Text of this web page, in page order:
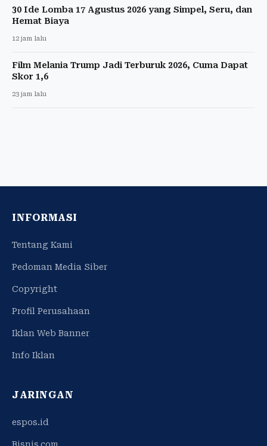
30 Ide Lomba 17 Agustus 2026 yang Simpel, Seru, dan
Hemat Biaya
12 jam lalu
Film Melania Trump Jadi Terburuk 2026, Cuma Dapat
Skor 1,6
23 jam lalu
INFORMASI
Tentang Kami
Pedoman Media Siber
Copyright
Profil Perusahaan
Iklan Web Banner
Info Iklan
JARINGAN
espos.id